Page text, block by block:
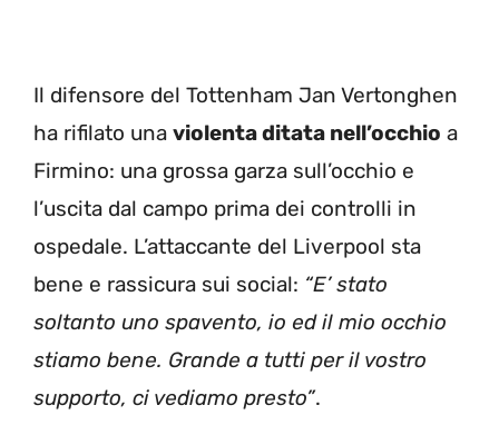
Il difensore del Tottenham Jan Vertonghen
ha rifilato una violenta ditata nell’occhio a
Firmino: una grossa garza sull’occhio e
l’uscita dal campo prima dei controlli in
ospedale. L’attaccante del Liverpool sta
bene e rassicura sui social: “E’ stato
soltanto uno spavento, io ed il mio occhio
stiamo bene. Grande a tutti per il vostro
supporto, ci vediamo presto”.